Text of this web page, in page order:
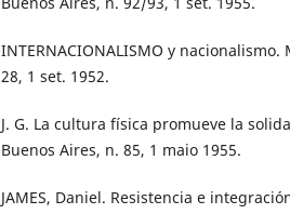
INTERNACIONALISMO y
28, 1 set. 1952.
J. G. La cultura física promueve la
Buenos Aires, n. 85, 1 maio 1955.
JAMES, Daniel. Resistencia e